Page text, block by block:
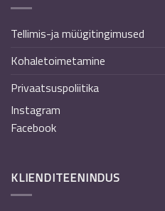
Tellimis-ja müügitingimused
Kohaletoimetamine
Privaatsuspoliitika
Instagram
Facebook
KLIENDITEENINDUS